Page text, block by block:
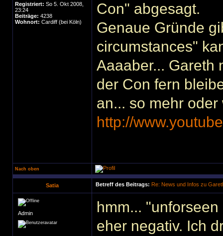
Registriert: So 5. Okt 2008,
23:24
Beiträge: 4238
Wohnort: Cardiff (bei Köln)
Con" abgesagt.
Genaue Gründe
circumstances"
Aaaaber... Gareth
der Con fern
an... so mehr
http://
Nach oben
Satia Betreff des Beitrags: Re: News und Infos zu
Admin
hmm...
eher negativ. Ich